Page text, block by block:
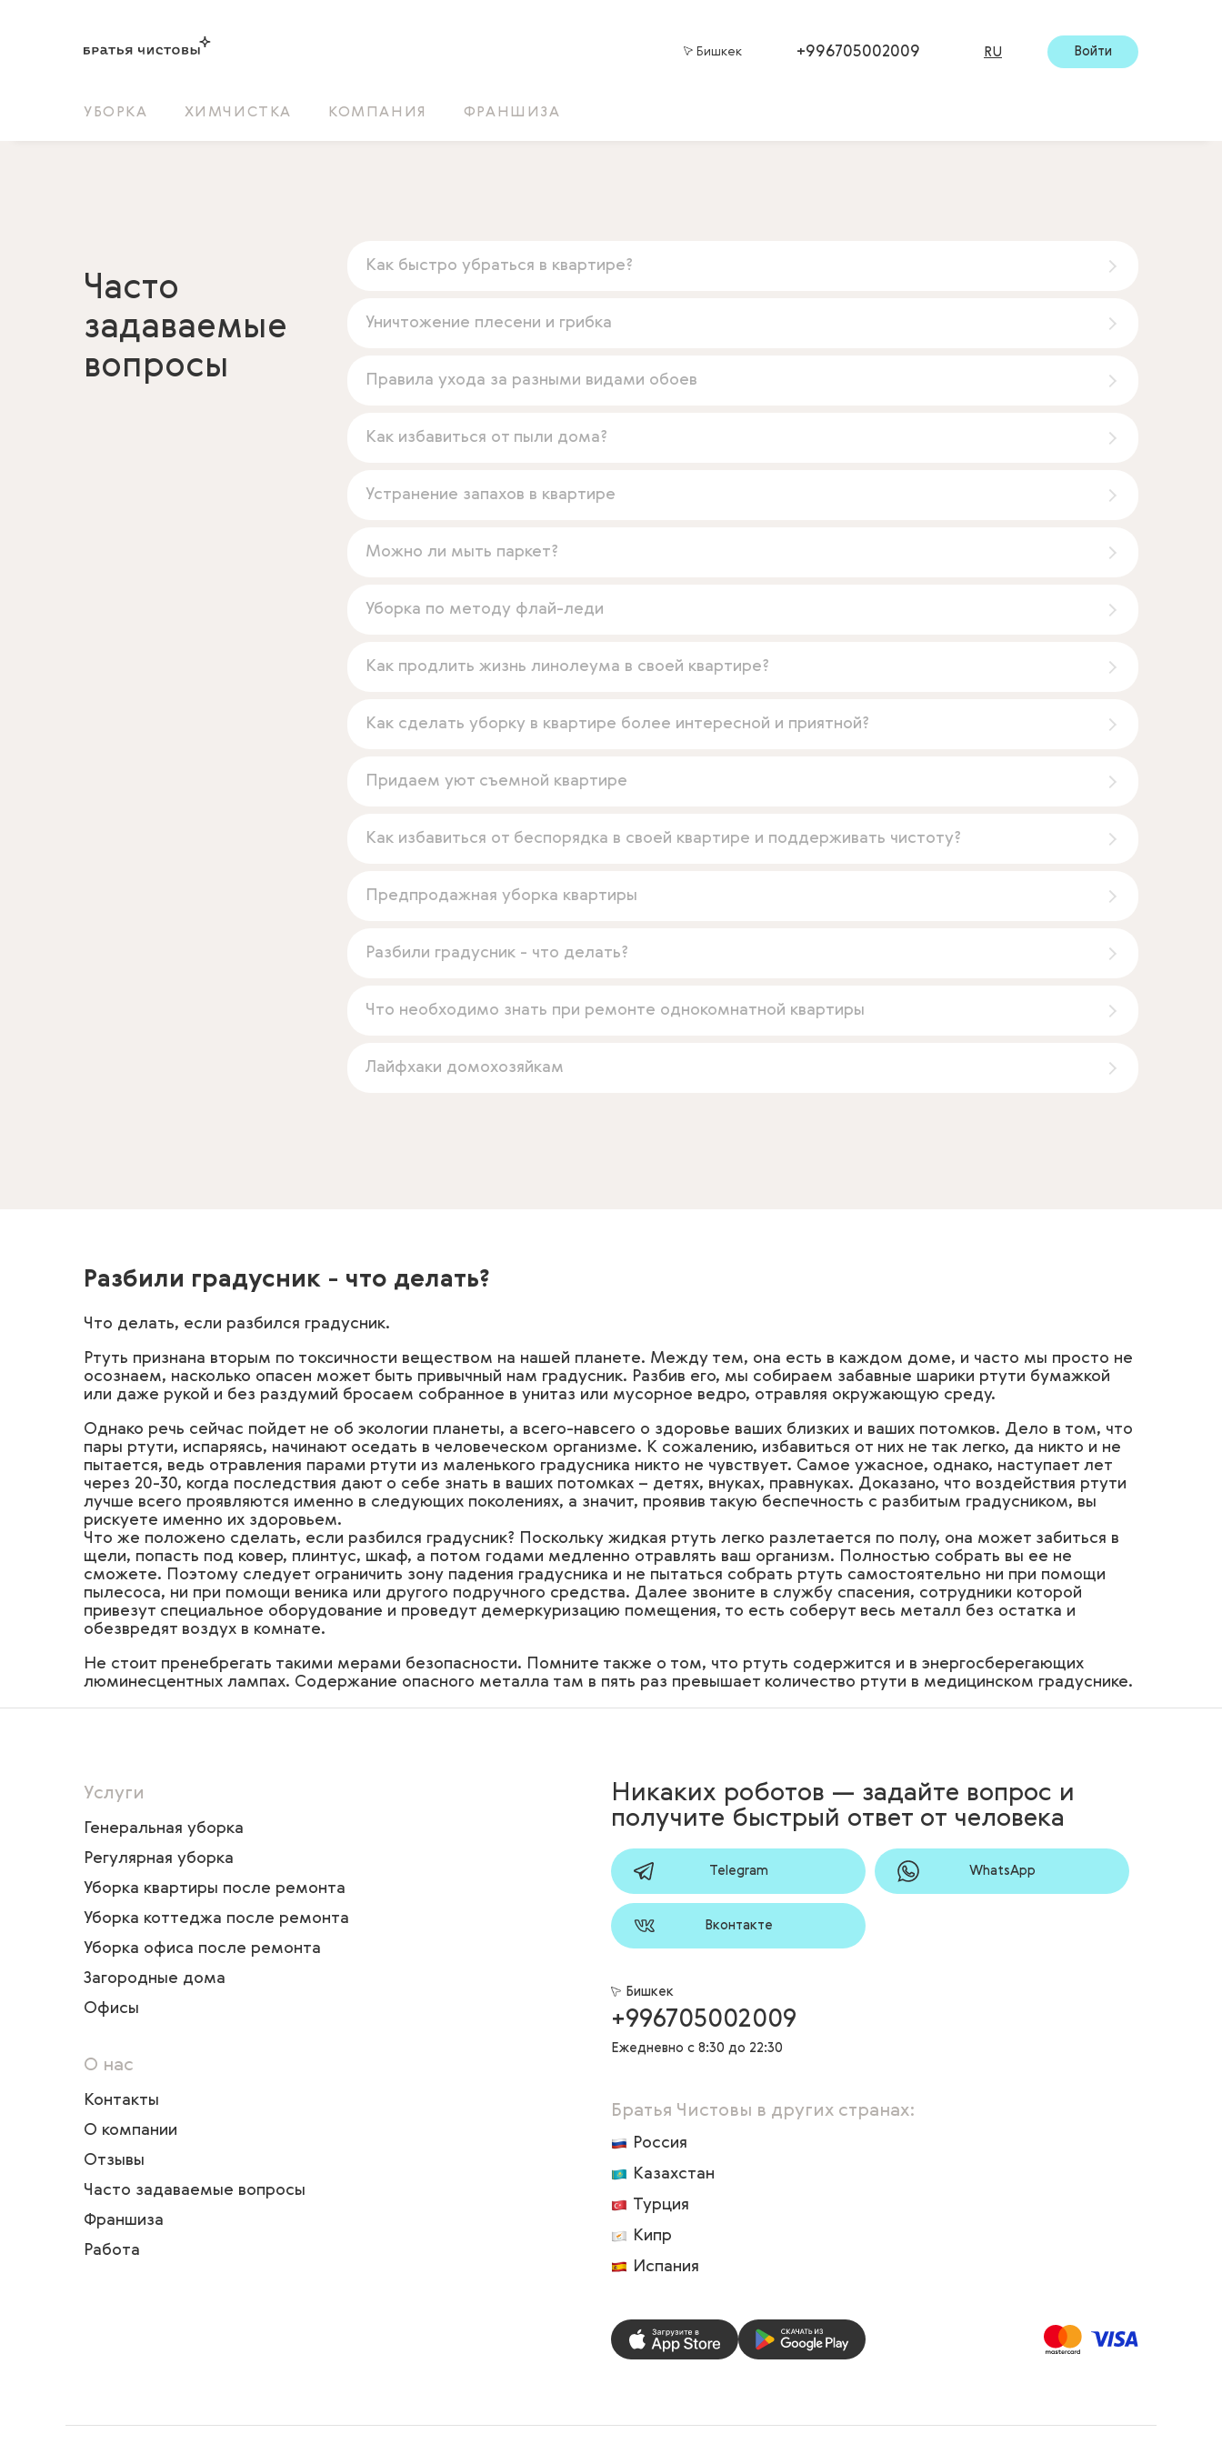
Бишкек +996705002009 RU Войти
УБОРКА ХИМЧИСТКА КОМПАНИЯ ФРАНШИЗА
Часто
задаваемые
вопросы
Как быстро убраться в квартире?
Уничтожение плесени и грибка
Правила ухода за разными видами обоев
Как избавиться от пыли дома?
Устранение запахов в квартире
Можно ли мыть паркет?
Уборка по методу флай-леди
Как продлить жизнь линолеума в своей квартире?
Как сделать уборку в квартире более интересной и приятной?
Придаем уют съемной квартире
Как избавиться от беспорядка в своей квартире и поддерживать чистоту?
Предпродажная уборка квартиры
Разбили градусник - что делать?
Что необходимо знать при ремонте однокомнатной квартиры
Лайфхаки домохозяйкам
Разбили градусник - что делать?
Что делать, если разбился градусник.
Ртуть признана вторым по токсичности веществом на нашей планете. Между тем, она есть в каждом доме, и часто мы просто не
осознаем, насколько опасен может быть привычный нам градусник. Разбив его, мы собираем забавные шарики ртути бумажкой
или даже рукой и без раздумий бросаем собранное в унитаз или мусорное ведро, отравляя окружающую среду.
Однако речь сейчас пойдет не об экологии планеты, а всего-навсего о здоровье ваших близких и ваших потомков. Дело в том, что
пары ртути, испаряясь, начинают оседать в человеческом организме. К сожалению, избавиться от них не так легко, да никто и не
пытается, ведь отравления парами ртути из маленького градусника никто не чувствует. Самое ужасное, однако, наступает лет
через 20-30, когда последствия дают о себе знать в ваших потомках – детях, внуках, правнуках. Доказано, что воздействия ртути
лучше всего проявляются именно в следующих поколениях, а значит, проявив такую беспечность с разбитым градусником, вы
рискуете именно их здоровьем.
Что же положено сделать, если разбился градусник? Поскольку жидкая ртуть легко разлетается по полу, она может забиться в
щели, попасть под ковер, плинтус, шкаф, а потом годами медленно отравлять ваш организм. Полностью собрать вы ее не
сможете. Поэтому следует ограничить зону падения градусника и не пытаться собрать ртуть самостоятельно ни при помощи
пылесоса, ни при помощи веника или другого подручного средства. Далее звоните в службу спасения, сотрудники которой
привезут специальное оборудование и проведут демеркуризацию помещения, то есть соберут весь металл без остатка и
обезвредят воздух в комнате.
Не стоит пренебрегать такими мерами безопасности. Помните также о том, что ртуть содержится и в энергосберегающих
люминесцентных лампах. Содержание опасного металла там в пять раз превышает количество ртути в медицинском градуснике.
Услуги
Генеральная уборка
Регулярная уборка
Уборка квартиры после ремонта
Уборка коттеджа после ремонта
Уборка офиса после ремонта
Загородные дома
Офисы
О нас
Контакты
О компании
Отзывы
Часто задаваемые вопросы
Франшиза
Работа
Никаких роботов — задайте вопрос и
получите быстрый ответ от человека
Telegram WhatsApp
Вконтакте
Бишкек
+996705002009
Ежедневно с 8:30 до 22:30
Братья Чистовы в других странах:
Россия
Казахстан
Турция
Кипр
Испания